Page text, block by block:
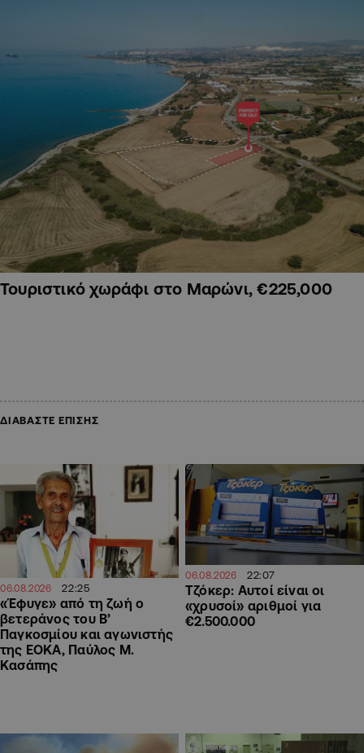
Τουριστικό χωράφι στο Μαρώνι, €225,000
ΔΙΑΒΑΣΤΕ ΕΠΙΣΗΣ
06.08.2026 22:25
«Έφυγε» από τη ζωή ο
βετεράνος του Β’
Παγκοσμίου και αγωνιστής
της ΕΟΚΑ, Παύλος Μ.
Κασάπης
06.08.2026 22:07
Τζόκερ: Αυτοί είναι οι
«χρυσοί» αριθμοί για
€2.500.000